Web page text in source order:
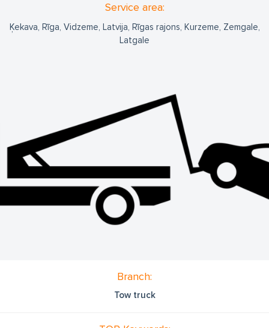
Service area:
Ķekava, Rīga, Vidzeme, Latvija, Rīgas rajons, Kurzeme, Zemgale,
Latgale
Branch:
Tow truck